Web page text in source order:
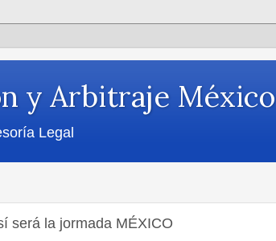
y Arbitraje México
Legal
será la jormada MÉXICO